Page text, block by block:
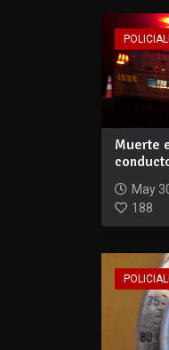
Muerte
May
188